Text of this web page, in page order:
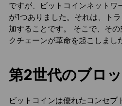
ですが、ビットコインネットワ
が1つありました。それは、ト
加することです。 そこで、そ
クチェーンが革命を起こしまし
第2世代のブロ
ビットコインは優れたコンセプ